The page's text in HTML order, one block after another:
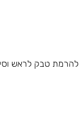
טבק לראש